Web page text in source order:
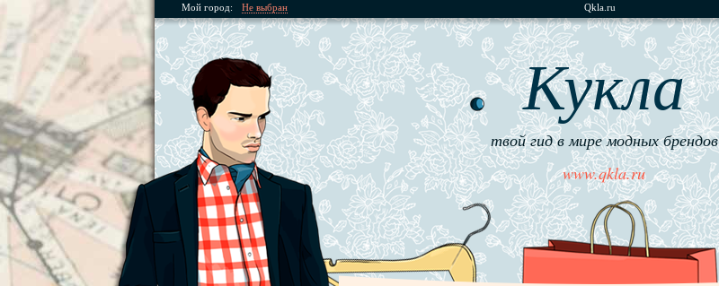
Мой город: Не выбран Qkla.ru
Кукла
твой гид в мире модных брендов
www.qkla.ru